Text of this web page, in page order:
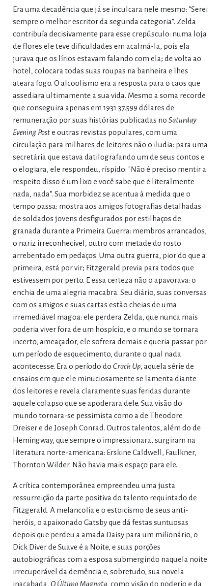
Era uma decadência que já se inculcara nele mesmo: "Serei
sempre o melhor escritor da segunda categoria". Zelda
contribuía decisivamente para esse crepúsculo: numa loja
de flores ele teve dificuldades em acalmá-la, pois ela
jurava que os lírios estavam falando com ela; de volta ao
hotel, colocara todas suas roupas na banheira e lhes
ateara fogo. O alcoolismo era a resposta para o caos que
assediara ultimamente a sua vida. Mesmo a soma recorde
que conseguira apenas em 1931 37.599 dólares de
remuneração por suas histórias publicadas no Saturday
Evening Poste outras revistas populares, com uma
circulação para milhares de leitores não o iludia: para uma
secretária que estava datilografando um de seus contos e
o elogiara, ele respondeu, ríspido: "Não é preciso mentir a
respeito disso é um lixo e você sabe que é literalmente
nada, nada". Sua morbidez se acentua à medida que o
tempo passa: mostra aos amigos fotografias detalhadas
de soldados jovens desfigurados por estilhaços de
granada durante a Primeira Guerra: membros arrancados,
o nariz irreconhecível, outro com metade do rosto
arrebentado em pedaços. Uma outra guerra, pior do que a
primeira, está por vir; Fitzgerald previa para todos que
estivessem por perto. E essa certeza não o apavorava: o
enchia de uma alegria macabra. Seu diário, suas conversas
com os amigos e suas cartas estão cheias de uma
irremediável magoa: ele perdera Zelda, que nunca mais
poderia viver fora de um hospício, e o mundo se tornara
incerto, ameaçador, ele sofrera demais e queria passar por
um período de esquecimento, durante o qual nada
acontecesse. Era o período do Crack Up, aquela série de
ensaios em que ele minuciosamente se lamenta diante
dos leitores e revela claramente suas feridas durante
aquele colapso que se apoderara dele. Sua visão do
mundo tornara-se pessimista como a de Theodore
Dreiser e de Joseph Conrad. Outros talentos, além do de
Hemingway, que sempre o impressionara, surgiram na
literatura norte-americana: Erskine Caldwell, Faulkner,
Thornton Wilder. Não havia mais espaço para ele.
A crítica contemporânea empreendeu uma justa
ressurreição da parte positiva do talento requintado de
Fitzgerald. A melancolia e o estoicismo de seus anti-
heróis, o apaixonado Gatsby que dá festas suntuosas
depois que perdeu a amada Daisy para um milionário, o
Dick Diver de Suave é a Noite, e suas porções
autobiográficas com a esposa submergindo naquela noite
irrecuperável da demência e, sobretudo, sua novela
inacabada, O Último Magnata, como visão do poderio e da